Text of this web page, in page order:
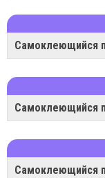
Самоклеющийся
Самоклеющийся
Самоклеющийся